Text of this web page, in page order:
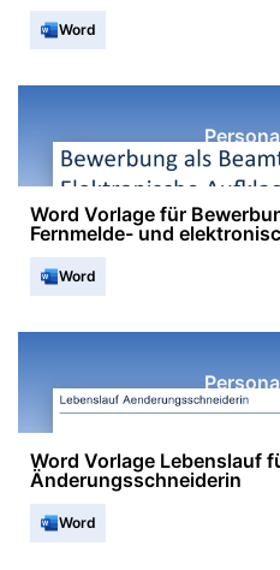
Word
Word Vorlage für
Fernmelde- und
Word
Word Vorlage Lebenslauf
Änderungsschneiderin
Word